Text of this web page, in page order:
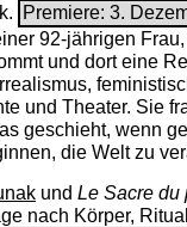
Premiere: 3.
92-jährigen
und dort eine
und Theater. Sie
geschieht, wenn
die Welt zu
und Le Sacre du
nach Körper,